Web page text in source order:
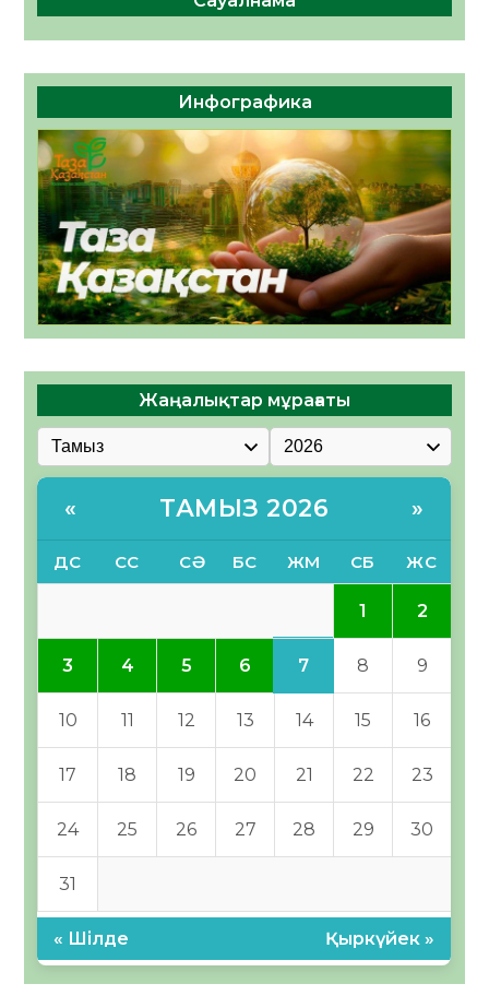
Инфографика
Жаңалықтар мұрағаты
« ТАМЫЗ 2026 »
ДС СС СӘ БС ЖМ СБ ЖС
1 2
3 4 5 6 7 8 9
10 11 12 13 14 15 16
17 18 19 20 21 22 23
24 25 26 27 28 29 30
31
« Шілде Қыркүйек »